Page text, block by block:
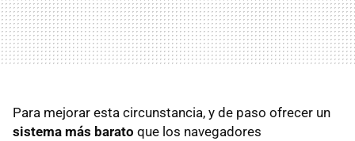
Para mejorar esta circunstancia, y de paso ofrecer un
sistema más barato que los navegadores